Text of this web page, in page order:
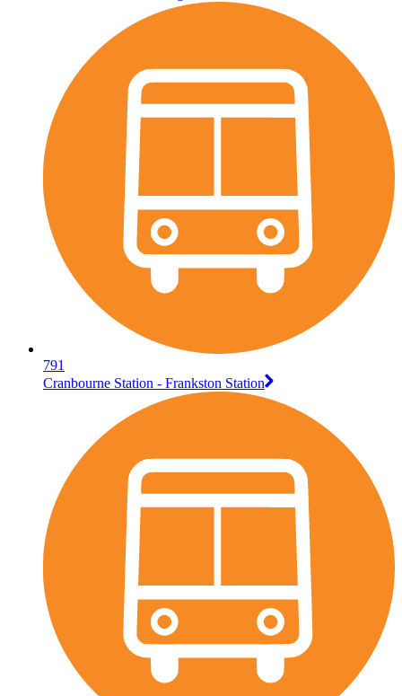
791
Cranbourne Station - Frankston Station